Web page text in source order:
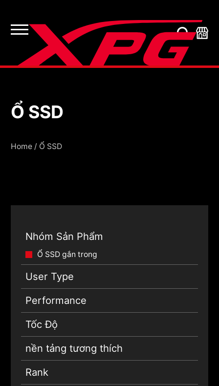
Ổ SSD
Ổ SSD
Home / Ổ SSD
Nhóm Sản Phẩm
Ổ SSD gắn trong
User Type
Performance
Tốc Độ
nền tảng tương thích
Rank